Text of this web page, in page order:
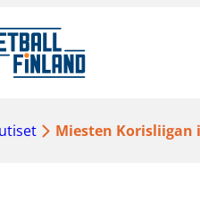
Miesten Korisliigan